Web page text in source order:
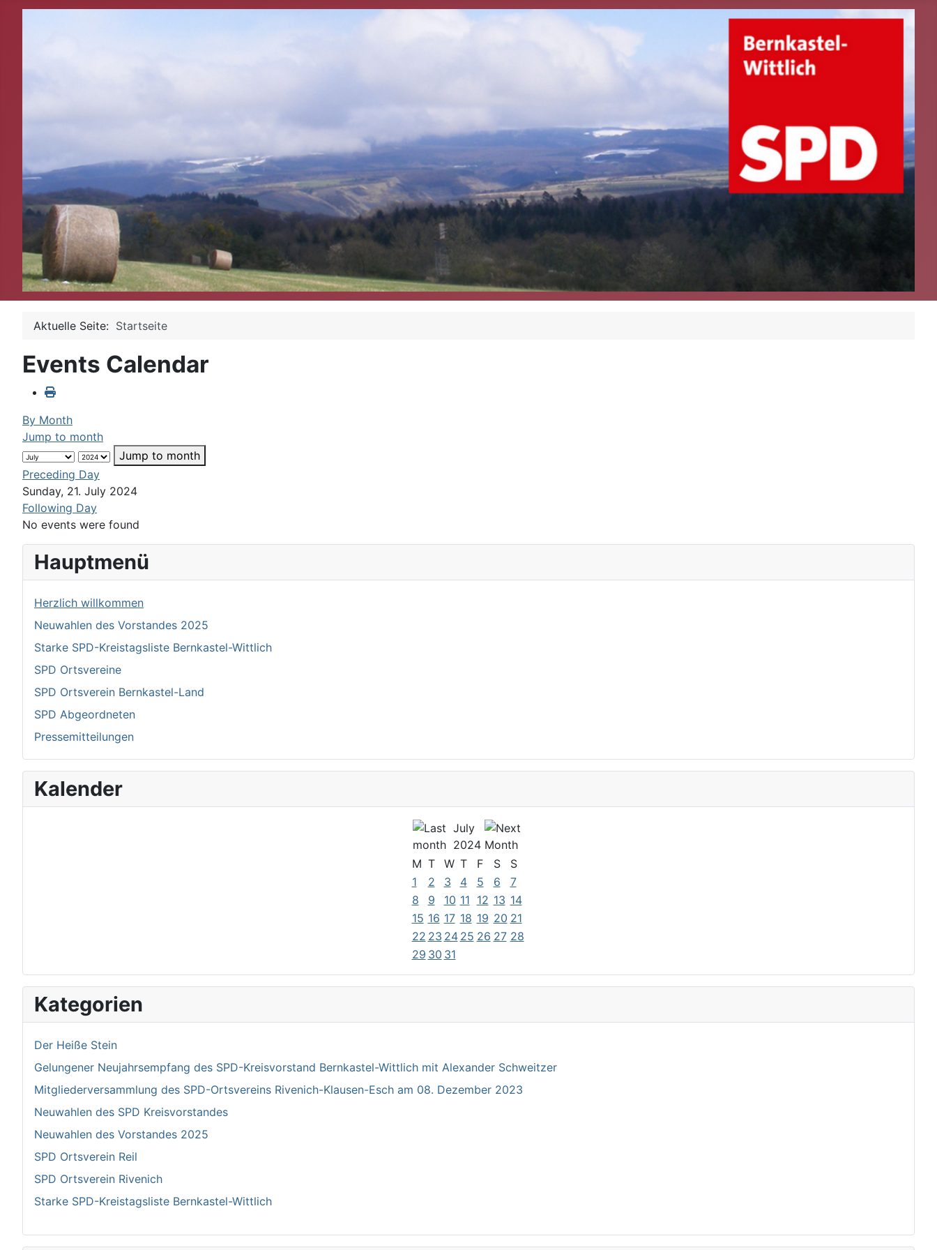
Aktuelle Seite: Startseite
Events Calendar
By Month
Jump to month
Jump to month
Preceding Day
Sunday, 21. July 2024
Following Day
No events were found
Hauptmenü
Herzlich willkommen
Neuwahlen des Vorstandes 2025
Starke SPD-Kreistagsliste Bernkastel-Wittlich
SPD Ortsvereine
SPD Ortsverein Bernkastel-Land
SPD Abgeordneten
Pressemitteilungen
Kalender
July
2024
M T W T F S
S
1
2 3 4 5 6
7
8
9 10 11 12 13 14
15 16 17 18 19 20 21
22 23 24 25 26 27 28
29 30 31
Kategorien
Der Heiße Stein
Gelungener Neujahrsempfang des SPD-Kreisvorstand Bernkastel-Wittlich mit Alexander Schweitzer
Mitgliederversammlung des SPD-Ortsvereins Rivenich-Klausen-Esch am 08. Dezember 2023
Neuwahlen des SPD Kreisvorstandes
Neuwahlen des Vorstandes 2025
SPD Ortsverein Reil
SPD Ortsverein Rivenich
Starke SPD-Kreistagsliste Bernkastel-Wittlich